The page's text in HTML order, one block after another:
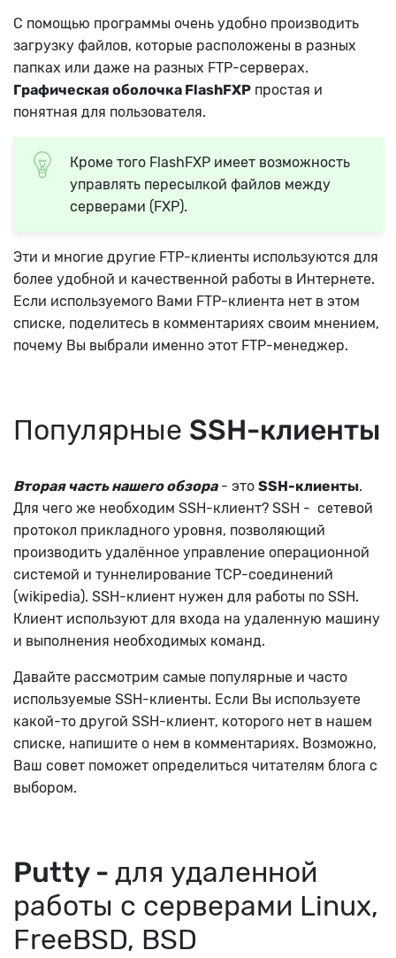
С помощью программы очень удобно производить
загрузку файлов, которые расположены в разных
папках или даже на разных FTP-серверах.
Графическая оболочка FlashFXP простая и
понятная для пользователя.
Кроме того FlashFXP имеет возможность
управлять пересылкой файлов между
серверами (FXP).
Эти и многие другие FTP-клиенты используются для
более удобной и качественной работы в Интернете.
Если используемого Вами FTP-клиента нет в этом
списке, поделитесь в комментариях своим мнением,
почему Вы выбрали именно этот FTP-менеджер.
Популярные SSH-клиенты
Вторая часть нашего обзора- это SSH-клиенты.
Для чего же необходим SSH-клиент? SSH - сетевой
протокол прикладного уровня, позволяющий
производить удалённое управление операционной
системой и туннелирование TCP-соединений
(wikipedia). SSH-клиент нужен для работы по SSH.
Клиент используют для входа на удаленную машину
и выполнения необходимых команд.
Давайте рассмотрим самые популярные и часто
используемые SSH-клиенты. Если Вы используете
какой-то другой SSH-клиент, которого нет в нашем
списке, напишите о нем в комментариях. Возможно,
Ваш совет поможет определиться читателям блога с
выбором.
Putty - для удаленной
работы с серверами Linux,
FreeBSD, BSD